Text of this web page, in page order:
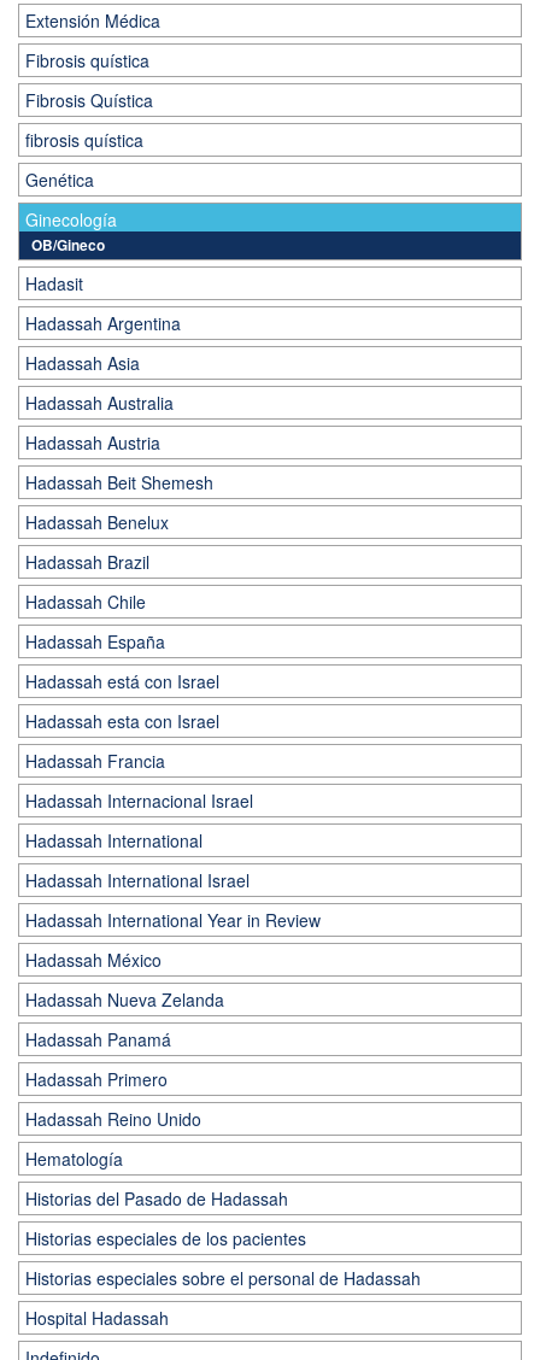
Extensión Médica
Fibrosis quística
Fibrosis Quística
fibrosis quística
Genética
Ginecología
OB/Gineco
Hadasit
Hadassah Argentina
Hadassah Asia
Hadassah Australia
Hadassah Austria
Hadassah Beit Shemesh
Hadassah Benelux
Hadassah Brazil
Hadassah Chile
Hadassah España
Hadassah está con Israel
Hadassah esta con Israel
Hadassah Francia
Hadassah Internacional Israel
Hadassah International
Hadassah International Israel
Hadassah International Year in Review
Hadassah México
Hadassah Nueva Zelanda
Hadassah Panamá
Hadassah Primero
Hadassah Reino Unido
Hematología
Historias del Pasado de Hadassah
Historias especiales de los pacientes
Historias especiales sobre el personal de Hadassah
Hospital Hadassah